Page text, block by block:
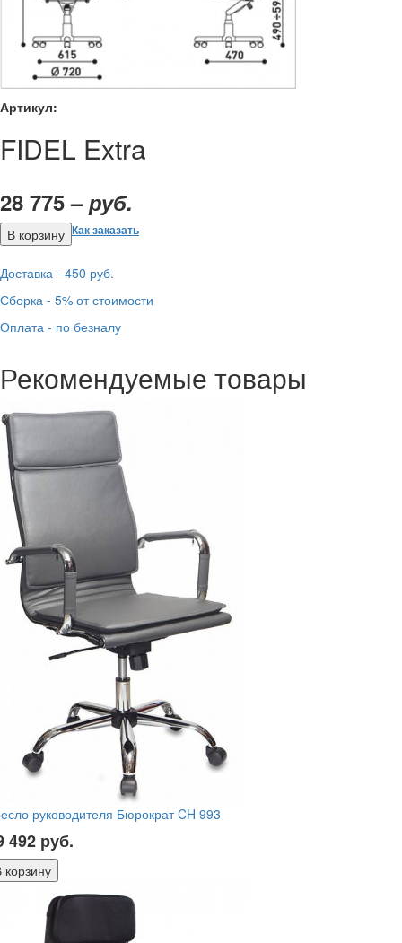
Артикул:
FIDEL Extra
28 775 –руб.
Как заказать
Доставка - 450 руб.
Сборка - 5% от стоимости
Оплата - по безналу
Рекомендуемые товары
руководителя Бюрократ CH 993
492 руб.